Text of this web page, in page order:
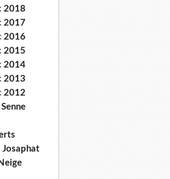
2018
2017
2016
2015
2014
2013
2012